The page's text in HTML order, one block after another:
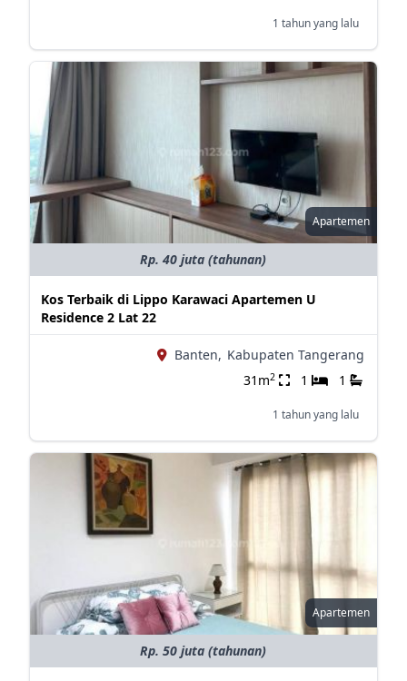
1 tahun yang lalu
Apartemen
Rp. 40 juta (tahunan)
Kos Terbaik di Lippo Karawaci Apartemen U
Residence 2 Lat 22
Banten, Kabupaten Tangerang
31m2 1 1
1 tahun yang lalu
Apartemen
Rp. 50 juta (tahunan)